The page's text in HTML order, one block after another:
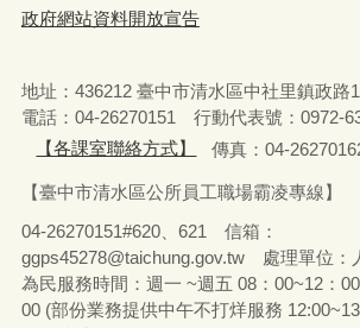
政府網站資料開放宣告
地址：436212 臺中市清水區中社里鎮政
電話：04-26270151 行動代表號：0972-
【各課室聯絡方式】
傳真：04-
【臺中市清水區公所員工職場霸凌專線】
04-26270151#620、621 信箱：
ggps45278@taichung.gov.tw 處理單位：
為民服務時間：週一 ~週五 08：00~12：
00 (部份業務提供中午不打烊服務